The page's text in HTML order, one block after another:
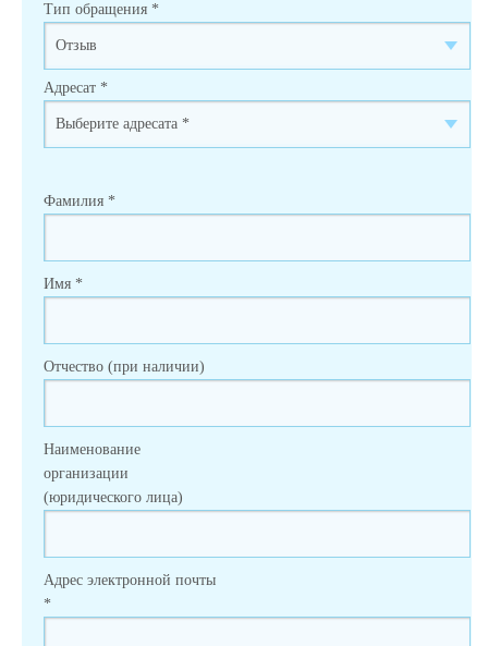
Тип обращения *
Адресат *
Фамилия *
Имя *
Отчество (при наличии)
Наименование
организации
(юридического лица)
Адрес электронной почты
*